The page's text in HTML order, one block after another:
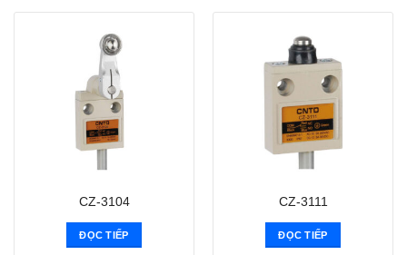
CZ-3104
ĐỌC TIẾP
CZ-3111
ĐỌC TIẾP